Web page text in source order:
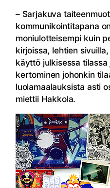
– Sarjakuva
kommunikointitapana
moniulotteisempi kuin
kirjoissa, lehtien
käyttö julkisessa
kertominen johonkin
luolamaalauksista asti
miettii Hakkola.